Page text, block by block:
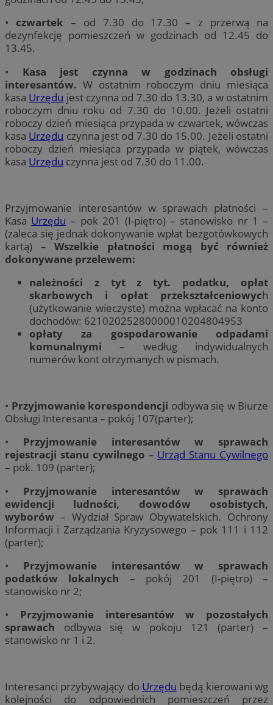
• czwartek – od 7.30 do 17.30 – z przerwą na
dezynfekcję pomieszczeń w godzinach od 12.45 do
13.45.
• Kasa jest czynna w godzinach obsługi
interesantów. W ostatnim roboczym dniu miesiąca
kasa Urzędu jest czynna od 7.30 do 13.30, a w ostatnim
roboczym dniu roku od 7.30 do 10.00. Jeżeli ostatni
roboczy dzień miesiąca przypada w czwartek, wówczas
kasa Urzędu czynna jest od 7.30 do 15.00. Jeżeli ostatni
roboczy dzień miesiąca przypada w piątek, wówczas
kasa Urzędu czynna jest od 7.30 do 11.00.
Przyjmowanie interesantów w sprawach płatności –
Kasa Urzędu – pok 201 (I-piętro) – stanowisko nr 1 –
(zaleca się jednak dokonywanie wpłat bezgotówkowych
kartą) – Wszelkie płatności mogą być również
dokonywane przelewem:
należności z tyt z tyt. podatku, opłat
skarbowych i opłat przekształceniowych
(użytkowanie wieczyste) można wpłacać na konto
dochodów: 62102025280000010204804953
opłaty za gospodarowanie odpadami
komunalnymi – według indywidualnych
numerów kont otrzymanych w pismach.
• Przyjmowanie korespondencji odbywa się w Biurze
Obsługi Interesanta – pokój 107(parter);
• Przyjmowanie interesantów w sprawach
rejestracji stanu cywilnego – Urząd Stanu Cywilnego
– pok. 109 (parter);
• Przyjmowanie interesantów w sprawach
ewidencji ludności, dowodów osobistych,
wyborów – Wydział Spraw Obywatelskich. Ochrony
Informacji i Zarządzania Kryzysowego – pok 111 i 112
(parter);
• Przyjmowanie interesantów w sprawach
podatków lokalnych – pokój 201 (I-piętro) –
stanowisko nr 2;
• Przyjmowanie interesantów w pozostałych
sprawach odbywa się w pokoju 121 (parter) –
stanowisko nr 1 i 2.
Interesanci przybywający do Urzędu będą kierowani wg
kolejności do odpowiednich pomieszczeń przez